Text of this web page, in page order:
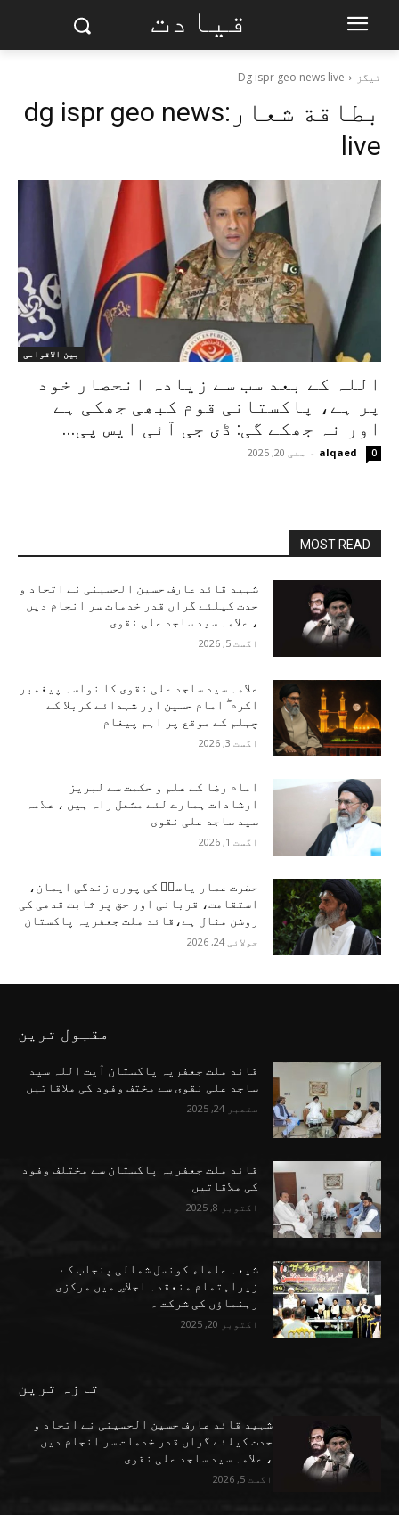
قیادت
ٹیگز Dg ispr geo news live
بطاقة شعار:dg ispr geo news
live
بین الاقوامی
اللہ کے بعد سب سے زیادہ انحصار خود
پر ہے، پاکستانی قوم کبھی جھکی ہے
اور نہ جھکے گی: ڈی جی آئی ایس پی...
alqaed
- مئی 20, 2025 0
MOST READ
شہید قائد عارف حسین الحسینی نے اتحاد و
حدت کیلئے گراں قدر خدمات سر انجام دیں
، علامہ سید ساجد علی نقوی
اگست 5, 2026
علامہ سید ساجد علی نقوی کا نواسہ پیغمبر
اکرم ۖ امام حسین اور شہدائے کربلا کے
چہلم کے موقع پر اہم پیغام
اگست 3, 2026
امام رضا کے علم و حکمت سے لبریز
ارشادات ہمارے لئے مشعل راہ ہیں ، علامہ
سید ساجد علی نقوی
اگست 1, 2026
حضرت عمار یاسرؑ کی پوری زندگی ایمان،
استقامت، قربانی اور حق پر ثابت قدمی کی
روشن مثال ہے،قائد ملت جعفریہ پاکستان
جولائی 24, 2026
مقبول ترین
قائد ملت جعفریہ پاکستان آیت اللہ سید
ساجد علی نقوی سے مختف وفود کی ملاقاتیں
ستمبر 24, 2025
قائد ملت جعفریہ پاکستان سے مختلف وفود
کی ملاقاتیں
اکتوبر 8, 2025
شیعہ علماء کونسل شمالی پنجاب کے
زیراہتمام منعقدہ اجلاسِ میں مرکزی
رہنماؤں کی شرکت ۔
اکتوبر 20, 2025
تازہ ترین
شہید قائد عارف حسین الحسینی نے اتحاد و
حدت کیلئے گراں قدر خدمات سر انجام دیں
، علامہ سید ساجد علی نقوی
اگست 5, 2026